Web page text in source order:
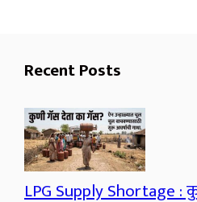
Recent Posts
LPG Supply Shortage :